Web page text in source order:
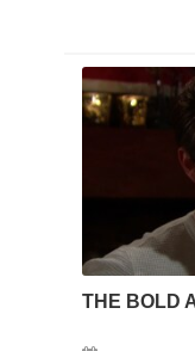
THE BOLD